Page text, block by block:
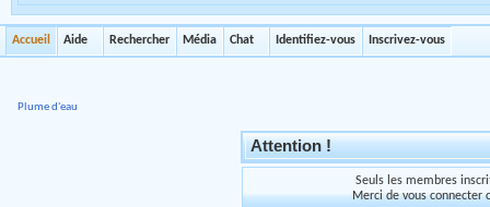
Accueil Aide Rechercher Média Chat Identifiez-vous Inscrivez-vous
Plume d'eau
Attention !
Seuls les membres
Merci de vous connecter